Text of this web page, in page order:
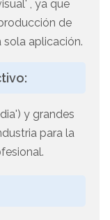
, ya que
de
aplicación.
y grandes
para la